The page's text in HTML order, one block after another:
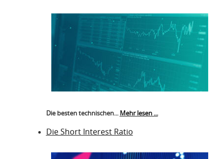
Die besten technischen... Mehr lesen ...
Die Short Interest Ratio